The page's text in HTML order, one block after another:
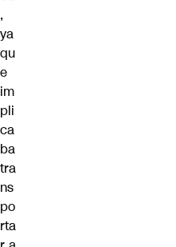
,
ya
qu
e
im
pli
ca
ba
tra
ns
po
rta